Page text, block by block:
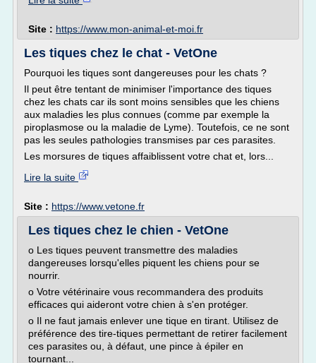
Site : https://www.mon-animal-et-moi.fr
Les tiques chez le chat - VetOne
Pourquoi les tiques sont dangereuses pour les chats ?
Il peut être tentant de minimiser l'importance des tiques
chez les chats car ils sont moins sensibles que les chiens
aux maladies les plus connues (comme par exemple la
piroplasmose ou la maladie de Lyme). Toutefois, ce ne sont
pas les seules pathologies transmises par ces parasites.
Les morsures de tiques affaiblissent votre chat et, lors...
Lire la suite
Site : https://www.vetone.fr
Les tiques chez le chien - VetOne
o Les tiques peuvent transmettre des maladies
dangereuses lorsqu'elles piquent les chiens pour se
nourrir.
o Votre vétérinaire vous recommandera des produits
efficaces qui aideront votre chien à s'en protéger.
o Il ne faut jamais enlever une tique en tirant. Utilisez de
préférence des tire-tiques permettant de retirer facilement
ces parasites ou, à défaut, une pince à épiler en
tournant...